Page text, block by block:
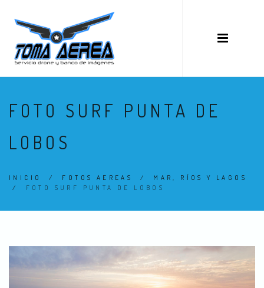
FOTO SURF PUNTA DE
LOBOS
INICIO / FOTOS AEREAS / MAR, RÍOS Y LAGOS
/ FOTO SURF PUNTA DE LOBOS